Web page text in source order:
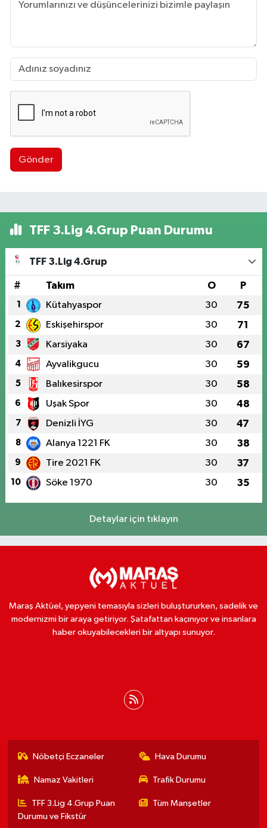
Gönder
TFF 3.Lig 4.Grup Puan Durumu
TFF 3.Lig 4.Grup
# Takım O P
1 Kütahyaspor 30 75
2 Eskişehirspor 30 71
3 Karsiyaka 30 67
4 Ayvalikgucu 30 59
5 Balıkesirspor 30 58
6 Uşak Spor 30 48
7 Denizli İYG 30 47
8 Alanya 1221 FK 30 38
9 Tire 2021 FK 30 37
10 Söke 1970 30 35
Detaylar için tıklayın
Maraş Aktüel, yepyeni temasıyla sizleri buluştururken, sadelik ve
modernizmi bir araya getiriyor. Şatafattan kaçınıyor ve insanlara
haber okuyabilecekleri bir altyapı sunuyor.
Nöbetçi Eczaneler Hava Durumu
Namaz Vakitleri Trafik Durumu
TFF 3.Lig 4.Grup Puan
Durumu ve Fikstür
Tüm Manşetler